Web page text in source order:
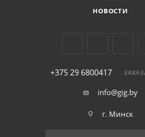
оплаты, включая безналичный
НОВОСТИ
+375 29 6800417
info@gig.by
г. Минск